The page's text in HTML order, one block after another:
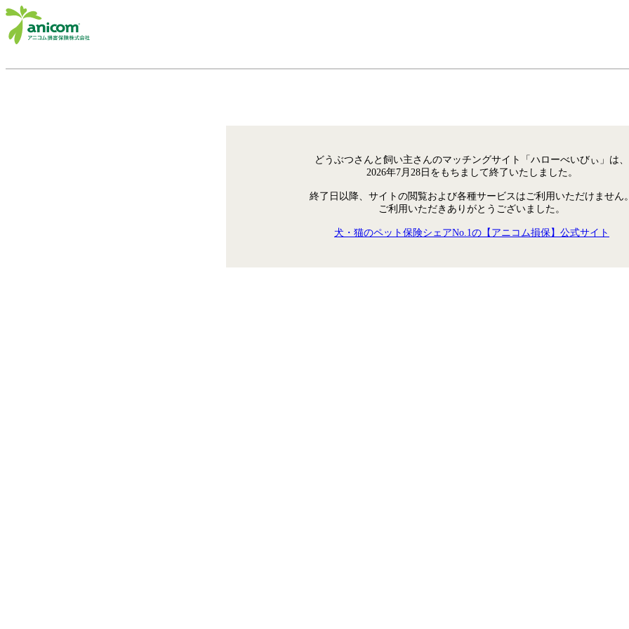
どうぶつさんと飼い主さんのマッチングサイト「ハローべいびぃ」は、
2026年7月28日をもちまして終了いたしました。
終了日以降、サイトの閲覧および各種サービスはご利用いただけません
ご利用いただきありがとうございました。
犬・猫のペット保険シェアNo.1の【アニコム損保】公式サイト